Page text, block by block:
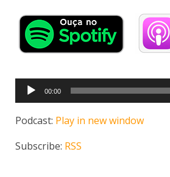
Tocador
de
áudio
00:00
Podcast: Play in new window
Subscribe: RSS